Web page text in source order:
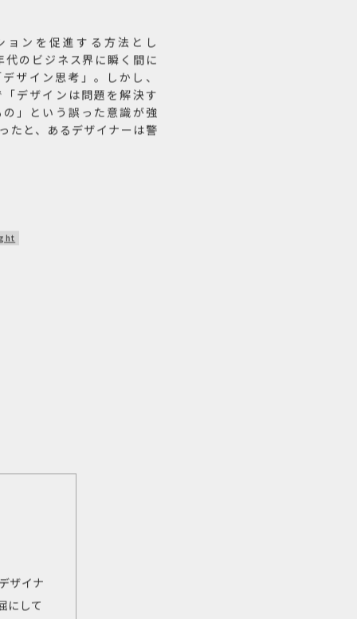
ョンを促進する方法とし
代のビジネス界に瞬く間に
ザイン思考」。しかし、
デザインは問題を解決す
の」という誤った意識が強
たと、あるデザイナーは警
ザイナ
にして